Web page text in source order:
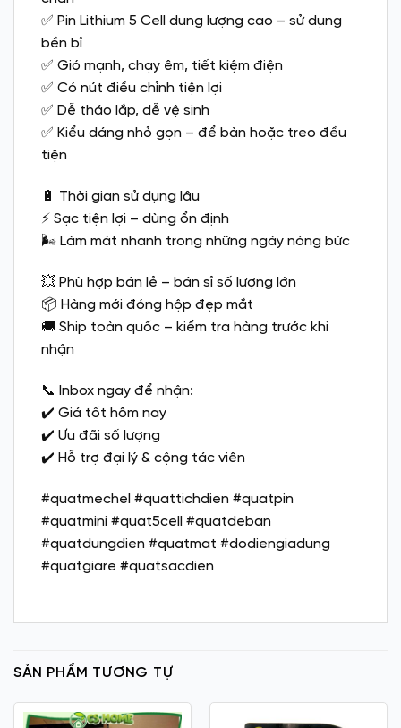
✅ Pin Lithium 5 Cell dung lượng cao – sử dụng
bền bỉ
✅ Gió mạnh, chạy êm, tiết kiệm điện
✅ Có nút điều chỉnh tiện lợi
✅ Dễ tháo lắp, dễ vệ sinh
✅ Kiểu dáng nhỏ gọn – để bàn hoặc treo đều
tiện
🔋 Thời gian sử dụng lâu
⚡ Sạc tiện lợi – dùng ổn định
🌬️ Làm mát nhanh trong những ngày nóng bức
💥 Phù hợp bán lẻ – bán sỉ số lượng lớn
📦 Hàng mới đóng hộp đẹp mắt
🚚 Ship toàn quốc – kiểm tra hàng trước khi
nhận
📞 Inbox ngay để nhận:
✔️ Giá tốt hôm nay
✔️ Ưu đãi số lượng
✔️ Hỗ trợ đại lý & cộng tác viên
#quatmechel #quattichdien #quatpin
#quatmini #quat5cell #quatdeban
#quatdungdien #quatmat #dodiengiadung
#quatgiare #quatsacdien
SẢN PHẨM TƯƠNG TỰ